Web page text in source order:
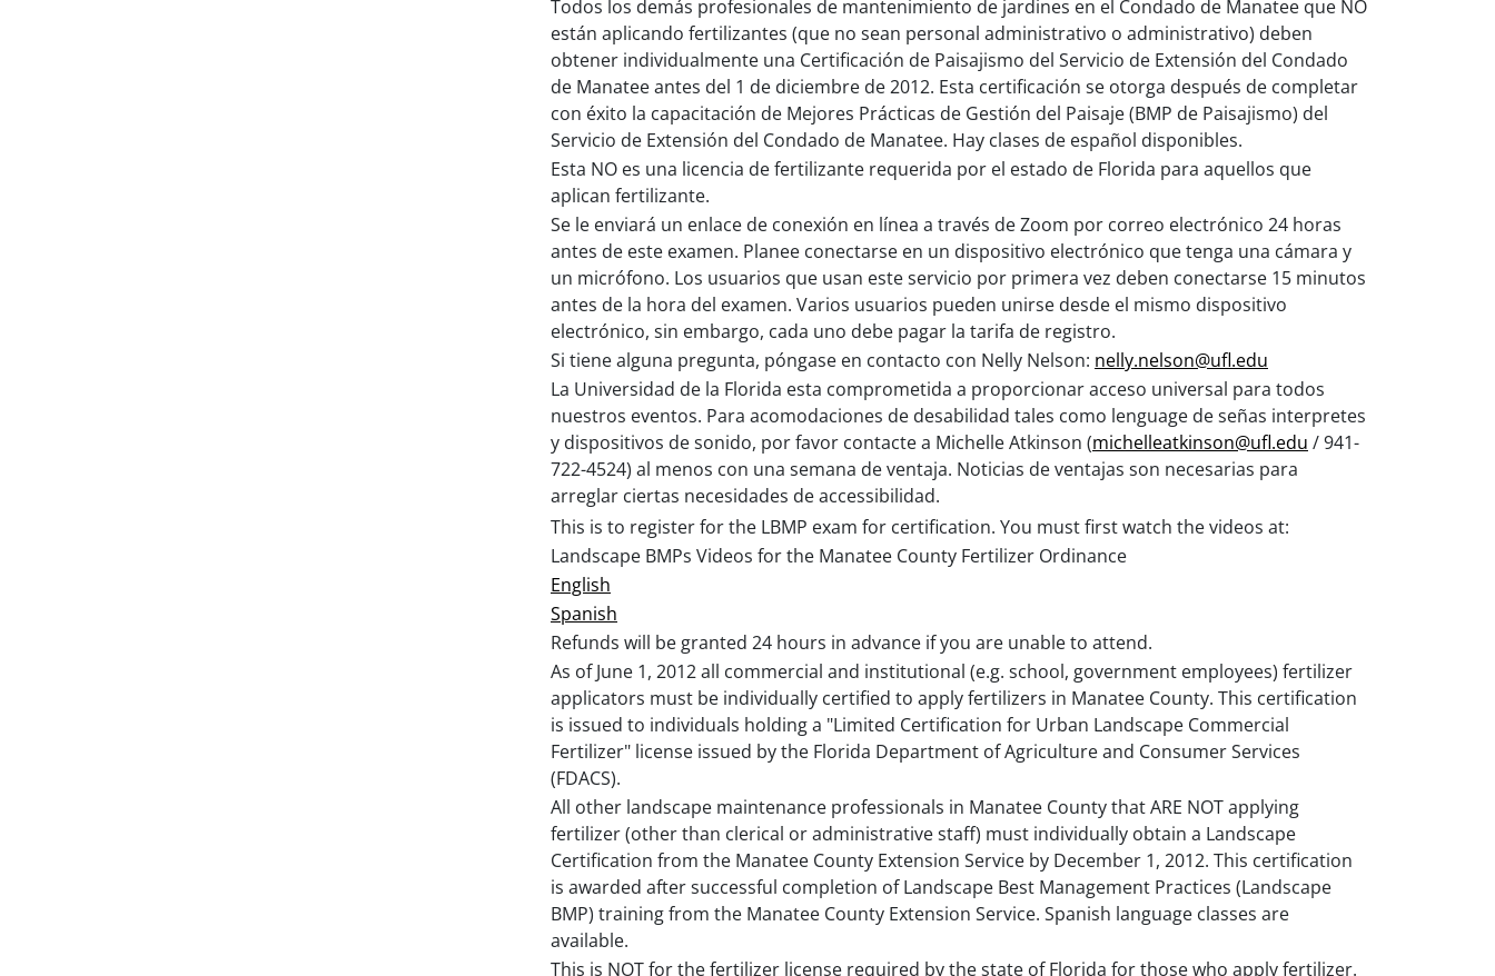
Todos los demás profesionales de mantenimiento de jardines en el Condado de Manatee que NO
están aplicando fertilizantes (que no sean personal administrativo o administrativo) deben
obtener individualmente una Certificación de Paisajismo del Servicio de Extensión del Condado
de Manatee antes del 1 de diciembre de 2012. Esta certificación se otorga después de completar
con éxito la capacitación de Mejores Prácticas de Gestión del Paisaje (BMP de Paisajismo) del
Servicio de Extensión del Condado de Manatee. Hay clases de español disponibles.
Esta NO es una licencia de fertilizante requerida por el estado de Florida para aquellos que
aplican fertilizante.
Se le enviará un enlace de conexión en línea a través de Zoom por correo electrónico 24 horas
antes de este examen. Planee conectarse en un dispositivo electrónico que tenga una cámara y
un micrófono. Los usuarios que usan este servicio por primera vez deben conectarse 15 minutos
antes de la hora del examen. Varios usuarios pueden unirse desde el mismo dispositivo
electrónico, sin embargo, cada uno debe pagar la tarifa de registro.
Si tiene alguna pregunta, póngase en contacto con Nelly Nelson: nelly.nelson@ufl.edu
La Universidad de la Florida esta comprometida a proporcionar acceso universal para todos
nuestros eventos. Para acomodaciones de desabilidad tales como lenguage de señas interpretes
y dispositivos de sonido, por favor contacte a Michelle Atkinson (michelleatkinson@ufl.edu / 941-
722-4524) al menos con una semana de ventaja. Noticias de ventajas son necesarias para
arreglar ciertas necesidades de accessibilidad.
This is to register for the LBMP exam for certification. You must first watch the videos at:
Landscape BMPs Videos for the Manatee County Fertilizer Ordinance
English
Spanish
Refunds will be granted 24 hours in advance if you are unable to attend.
As of June 1, 2012 all commercial and institutional (e.g. school, government employees) fertilizer
applicators must be individually certified to apply fertilizers in Manatee County. This certification
is issued to individuals holding a "Limited Certification for Urban Landscape Commercial
Fertilizer" license issued by the Florida Department of Agriculture and Consumer Services
(FDACS).
All other landscape maintenance professionals in Manatee County that ARE NOT applying
fertilizer (other than clerical or administrative staff) must individually obtain a Landscape
Certification from the Manatee County Extension Service by December 1, 2012. This certification
is awarded after successful completion of Landscape Best Management Practices (Landscape
BMP) training from the Manatee County Extension Service. Spanish language classes are
available.
This is NOT for the fertilizer license required by the state of Florida for those who apply fertilizer.